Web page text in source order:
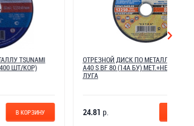
ОТРЕЗНОЙ ДИСК ПО МЕТАЛЛУ 150*1,6*22
A40 S BF 80 (14А БУ) МЕТ.+НЕРЖ. КРУГ ОТР
24.81